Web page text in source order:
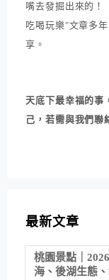
嘴去發掘出來的！
吃喝玩樂"文章多
享。
天底下最幸福的事
己，若需與我們聯
最新文章
桃園景點｜
海、後湖生態